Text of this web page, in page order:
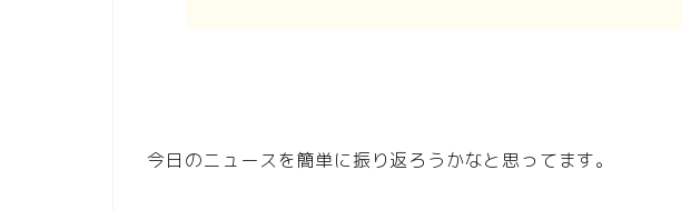
今日のニュースを簡単に振り返ろうかなと思ってます。